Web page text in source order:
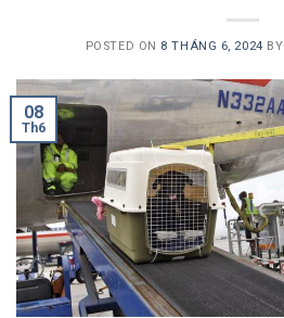
POSTED ON 8 THÁNG 6, 2024 BY
08
Th6